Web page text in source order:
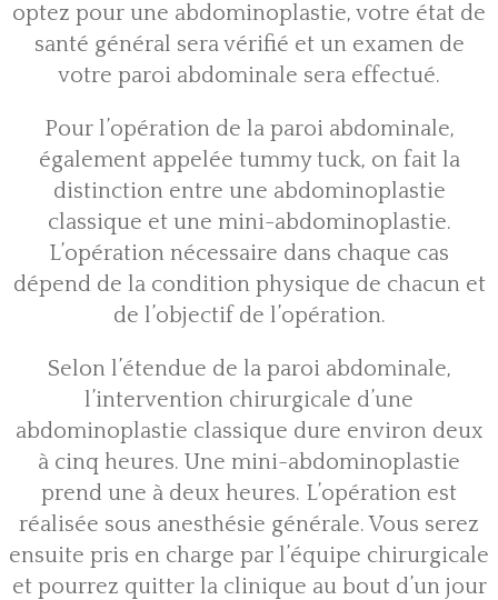
optez pour une abdominoplastie, votre état de
santé général sera vérifié et un examen de
votre paroi abdominale sera effectué.
Pour l’opération de la paroi abdominale,
également appelée tummy tuck, on fait la
distinction entre une abdominoplastie
classique et une mini-abdominoplastie.
L’opération nécessaire dans chaque cas
dépend de la condition physique de chacun et
de l’objectif de l’opération.
Selon l’étendue de la paroi abdominale,
l’intervention chirurgicale d’une
abdominoplastie classique dure environ deux
à cinq heures. Une mini-abdominoplastie
prend une à deux heures. L’opération est
réalisée sous anesthésie générale. Vous serez
ensuite pris en charge par l’équipe chirurgicale
et pourrez quitter la clinique au bout d’un jour